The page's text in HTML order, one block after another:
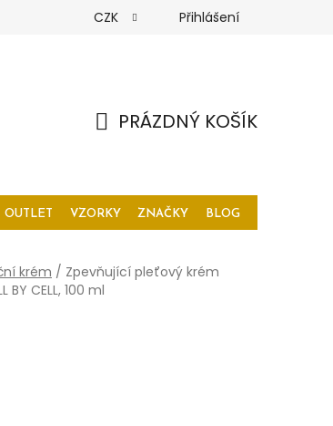
CZK Přihlášení
PRÁZDNÝ KOŠÍK
OUTLET VZORKY ZNAČKY BLOG
krém / Zpevňující pleťový krém
CELL, 100 ml